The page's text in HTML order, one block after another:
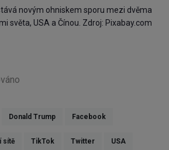
novým ohniskem sporu mezi dvěma
světa, USA a Čínou. Zdroj: Pixabay.com
Donald Trump Facebook
sítě TikTok Twitter USA